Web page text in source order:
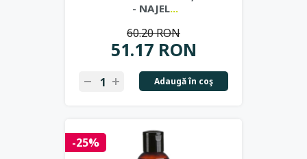
- NAJEL...
51.17 RON
60.20 RON
Adaugă în coş
-25%